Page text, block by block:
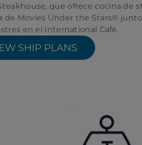
que ofrece cocina de
Movies Under the Stars®
en el International Café.
SHIP PLANS